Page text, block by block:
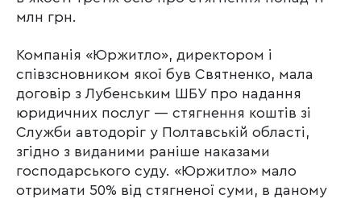
млн грн.
Компанія «Юржитло», директором і
співзсновником якої був Святненко, мала
договір з Лубенським ШБУ про надання
юридичних послуг — стягнення коштів зі
Служби автодоріг у Полтавській області,
згідно з виданими раніше наказами
господарського суду. «Юржитло» мало
отримати 50% від стягненої суми, в даному